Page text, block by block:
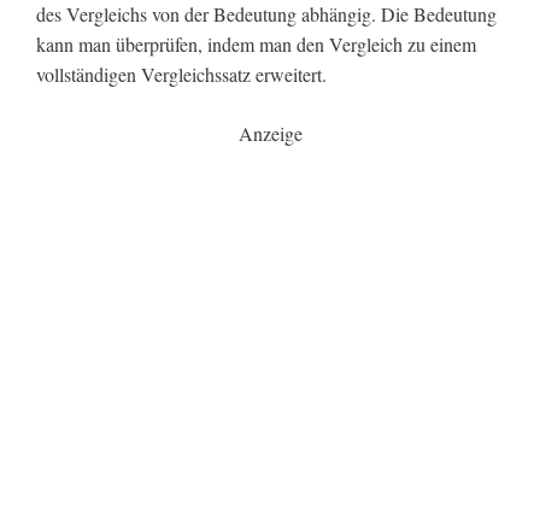
des Vergleichs von der Bedeutung abhängig. Die Bedeutung
kann man überprüfen, indem man den Vergleich zu einem
vollständigen Vergleichssatz erweitert.
Anzeige